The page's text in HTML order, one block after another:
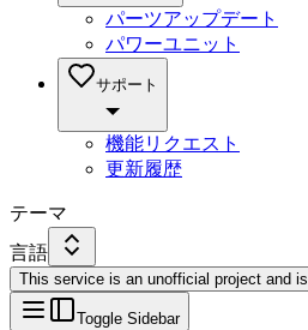
パーツアップデート
パワーユニット
サポート
機能リクエスト
更新履歴
テーマ
言語
This service is an unofficial project and is
Toggle Sidebar